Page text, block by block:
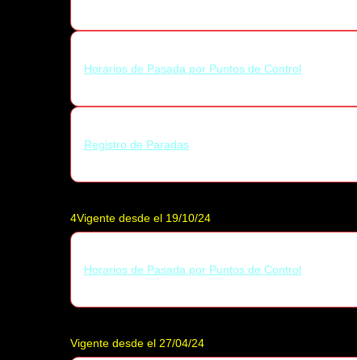
Horarios de Pasada por Puntos de Control
Registro de Paradas
4Vigente desde el 19/10/24
Horarios de Pasada por Puntos de Control
Vigente desde el 27/04/24